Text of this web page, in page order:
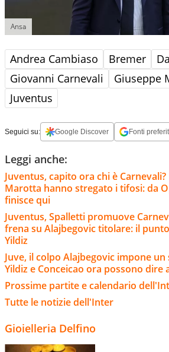
Ansa
Andrea Cambiaso Bremer
Giovanni Carnevali
Giuseppe
Juventus
Seguici su: Google Discover Fonti
Leggi anche:
Juventus, capito ora chi è
Marotta hanno stregato i tifosi: da
finisce qui
Juventus, Spalletti promuove
frena su Alajbegovic titolare: il
Yildiz
Juve, il colpo Alajbegovic impone
Yildiz e Conceicao ora possono dire
Prossime partite e calendario
Tutte le notizie dell'Inter
Gioielleria Delfino